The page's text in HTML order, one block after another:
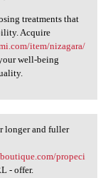
treatments that
Acquire
item/nizagara/
well-being
for
longer and fuller
propeci
- offer.